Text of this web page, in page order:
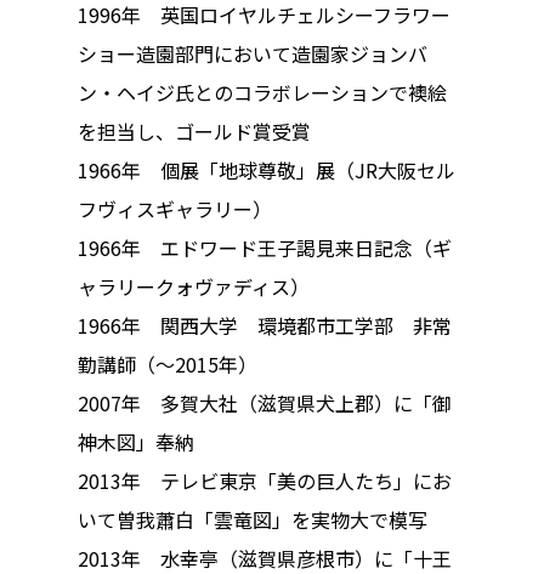
1996年 英国ロイヤルチェルシーフラワー
ショー造園部門において造園家ジョンバ
ン・ヘイジ氏とのコラボレーションで襖絵
を担当し、ゴールド賞受賞
1966年 個展「地球尊敬」展（JR大阪セル
フヴィスギャラリー）
1966年 エドワード王子謁見来日記念（ギ
ャラリークォヴァディス）
1966年 関西大学 環境都市工学部 非常
勤講師（～2015年）
2007年 多賀大社（滋賀県犬上郡）に「御
神木図」奉納
2013年 テレビ東京「美の巨人たち」にお
いて曽我蕭白「雲竜図」を実物大で模写
2013年 水幸亭（滋賀県彦根市）に「十王
ハイパー縁側@中津
ハイパー縁側@中山
ハイパー縁側@私市
ハイパー縁側@東本
ハイパー縁側@阿倍